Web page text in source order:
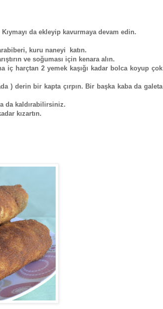
da ekleyip kavurmaya devam edin.
kuru naneyi katın.
ve soğuması için kenara alın.
iç harçtan 2 yemek kaşığı kadar bolca koyup çok
) derin bir kapta çırpın. Bir başka kaba da galeta
da kaldırabilirsiniz.
kızartın.